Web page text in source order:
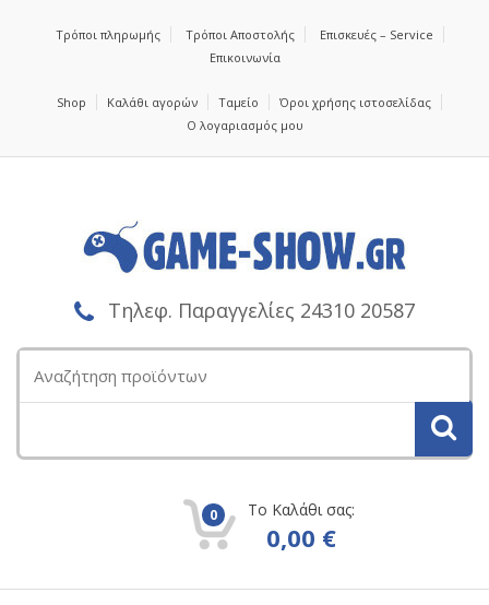
Τρόποι πληρωμής Τρόποι Αποστολής
Επισκευές – Service
Επικοινωνία
Shop Καλάθι αγορών Ταμείο
Όροι χρήσης ιστοσελίδας
Ο λογαριασμός μου
Τηλεφ. Παραγγελίες 24310 20587
για:
0 Το Καλάθι σας:
0,00 €